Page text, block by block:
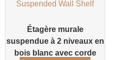
Étagère murale
suspendue à 2 niveaux en
bois blanc avec corde